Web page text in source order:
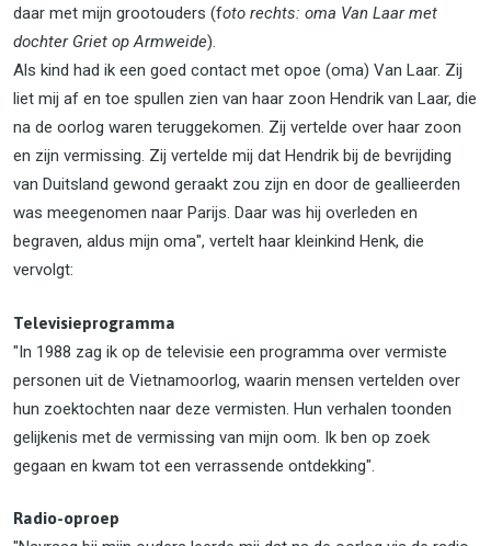
daar met mijn grootouders (foto rechts: oma Van Laar met
dochter Griet op Armweide).
Als kind had ik een goed contact met opoe (oma) Van Laar. Zij
liet mij af en toe spullen zien van haar zoon Hendrik van Laar, die
na de oorlog waren teruggekomen. Zij vertelde over haar zoon
en zijn vermissing. Zij vertelde mij dat Hendrik bij de bevrijding
van Duitsland gewond geraakt zou zijn en door de geallieerden
was meegenomen naar Parijs. Daar was hij overleden en
begraven, aldus mijn oma", vertelt haar kleinkind Henk, die
vervolgt:
Televisieprogramma
"In 1988 zag ik op de televisie een programma over vermiste
personen uit de Vietnamoorlog, waarin mensen vertelden over
hun zoektochten naar deze vermisten. Hun verhalen toonden
gelijkenis met de vermissing van mijn oom. Ik ben op zoek
gegaan en kwam tot een verrassende ontdekking".
Radio-oproep